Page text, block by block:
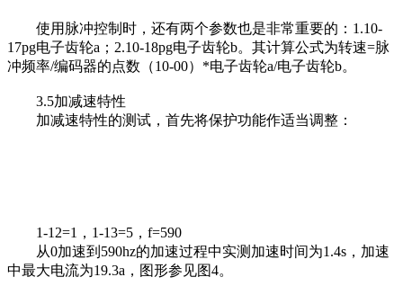
使用脉冲控制时，还有两个参数也是非常重要的：1.10-
17pg电子齿轮a；2.10-18pg电子齿轮b。其计算公式为转速=脉
冲频率/编码器的点数（10-00）*电子齿轮a/电子齿轮b。
3.5加减速特性
加减速特性的测试，首先将保护功能作适当调整：
1-12=1，1-13=5，f=590
从0加速到590hz的加速过程中实测加速时间为1.4s，加速
中最大电流为19.3a，图形参见图4。